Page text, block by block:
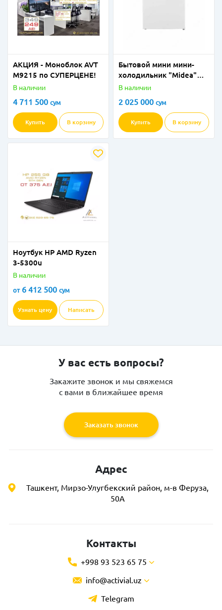
АКЦИЯ - Моноблок AVT
M9215 по СУПЕРЦЕНЕ!
В наличии
4 711 500 сум
Купить В корзину
Бытовой мини мини-
холодильник "Мidea"
NS-65LN (BE) Белый
В наличии
2 025 000 сум
Купить В корзину
Ноутбук HP AMD Ryzen
3-5300u
В наличии
от6 412 500 сум
Узнать цену Написать
У вас есть вопросы?
Закажите звонок и мы свяжемся
с вами в ближайшее время
Заказать звонок
Адрес
Ташкент, Мирзо-Улугбекский район, м-в Феруза,
50А
Контакты
+998 93 523 65 75
info@activial.uz
Telegram